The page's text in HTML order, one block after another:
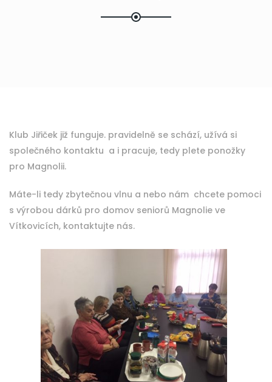
Klub Jiřiček již funguje. pravidelně se schází, užívá si
společného kontaktu a i pracuje, tedy plete ponožky
pro Magnolii.
Máte-li tedy zbytečnou vlnu a nebo nám chcete pomoci
s výrobou dárků pro domov seniorů Magnolie ve
Vítkovicích, kontaktujte nás.